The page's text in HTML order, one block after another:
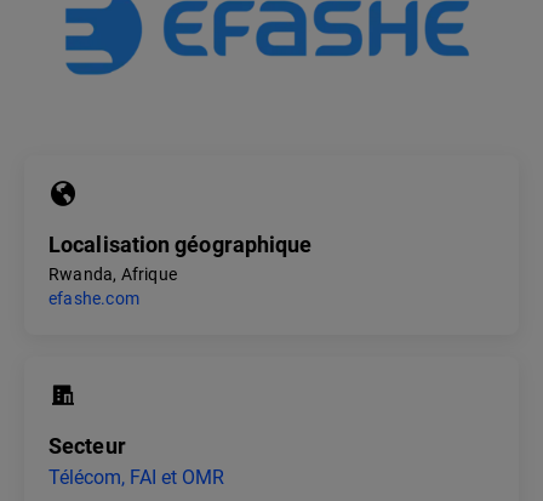
Localisation géographique
Rwanda, Afrique
efashe.com
Secteur
Télécom, FAI et OMR